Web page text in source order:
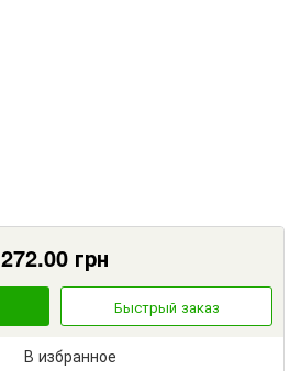
272.00 грн
Быстрый заказ
В избранное